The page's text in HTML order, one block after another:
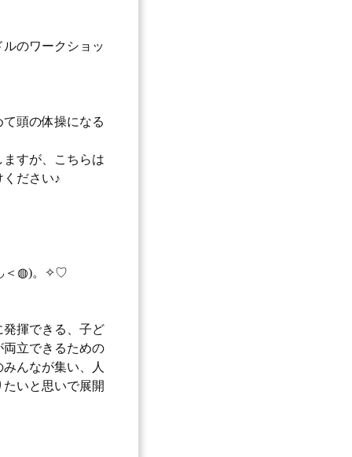
のワークショッ
頭の体操になる
すが、こちらは
ださい♪
◡＜◍)。✧♡
揮できる、子ど
立できるための
んなが集い、人
いと思いで展開